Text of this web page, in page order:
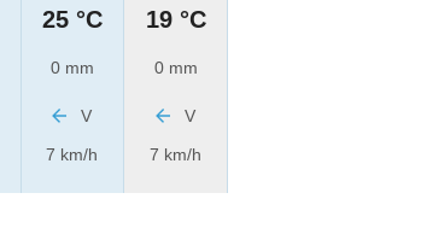
25 °C
0 mm
V
7 km/h
19 °C
0 mm
V
7 km/h